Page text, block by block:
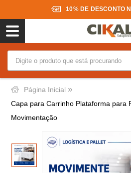
10% DE DESCONTO
Página Inicial »
Capa para Carrinho Plataforma para
Movimentação